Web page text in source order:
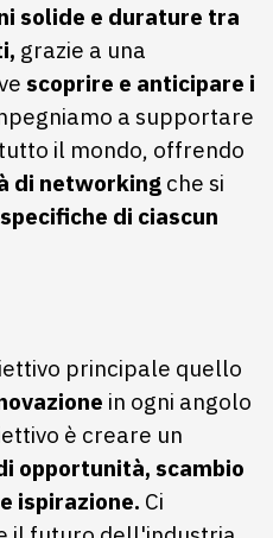
solide e durature tra
grazie a una
scoprire e anticipare i
a supportare
il mondo, offrendo
di networking che si
di ciascun
principale quello
in ogni angolo
è creare un
opportunità, scambio
ispirazione. Ci